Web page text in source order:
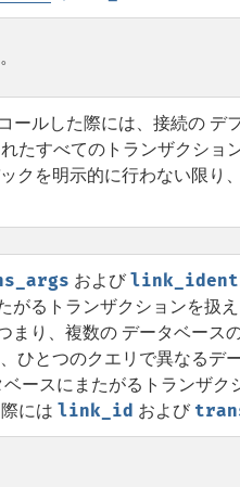
ールした際には、接続の デ
たすべてのトランザクション
クを明示的に行わない限り
および
がるトランザクションを扱
まり、複数の データベー
ひとつのクエリで異なるデ
ースにまたがるトランザク
には link_id および